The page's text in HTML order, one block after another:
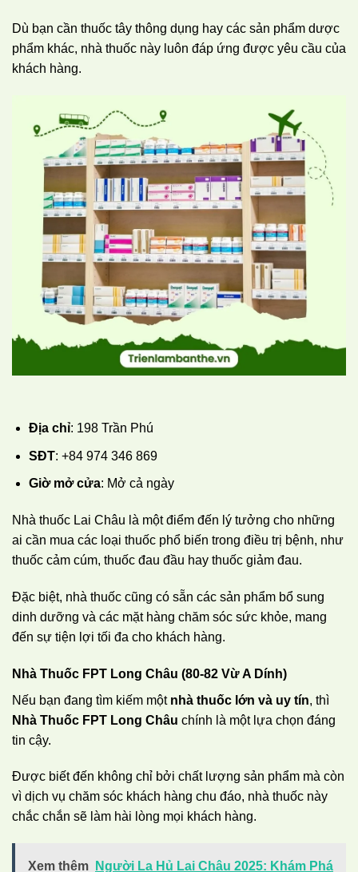
Dù bạn cần thuốc tây thông dụng hay các sản phẩm dược
phẩm khác, nhà thuốc này luôn đáp ứng được yêu cầu của
khách hàng.
Địa chỉ: 198 Trần Phú
SĐT: +84 974 346 869
Giờ mở cửa: Mở cả ngày
Nhà thuốc Lai Châu là một điểm đến lý tưởng cho những
ai cần mua các loại thuốc phổ biến trong điều trị bệnh, như
thuốc cảm cúm, thuốc đau đầu hay thuốc giảm đau.
Đặc biệt, nhà thuốc cũng có sẵn các sản phẩm bổ sung
dinh dưỡng và các mặt hàng chăm sóc sức khỏe, mang
đến sự tiện lợi tối đa cho khách hàng.
Nhà Thuốc FPT Long Châu (80-82 Vừ A Dính)
Nếu bạn đang tìm kiếm một nhà thuốc lớn và uy tín, thì
Nhà Thuốc FPT Long Châu chính là một lựa chọn đáng
tin cậy.
Được biết đến không chỉ bởi chất lượng sản phẩm mà còn
vì dịch vụ chăm sóc khách hàng chu đáo, nhà thuốc này
chắc chắn sẽ làm hài lòng mọi khách hàng.
Xem thêm Người La Hủ Lai Châu 2025: Khám Phá